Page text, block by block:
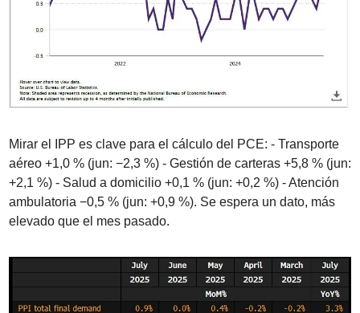
Mirar el IPP es clave para el cálculo del PCE: - Transporte
aéreo +1,0 % (jun: −2,3 %) - Gestión de carteras +5,8 % (jun:
+2,1 %) - Salud a domicilio +0,1 % (jun: +0,2 %) - Atención
ambulatoria −0,5 % (jun: +0,9 %). Se espera un dato, más
elevado que el mes pasado.